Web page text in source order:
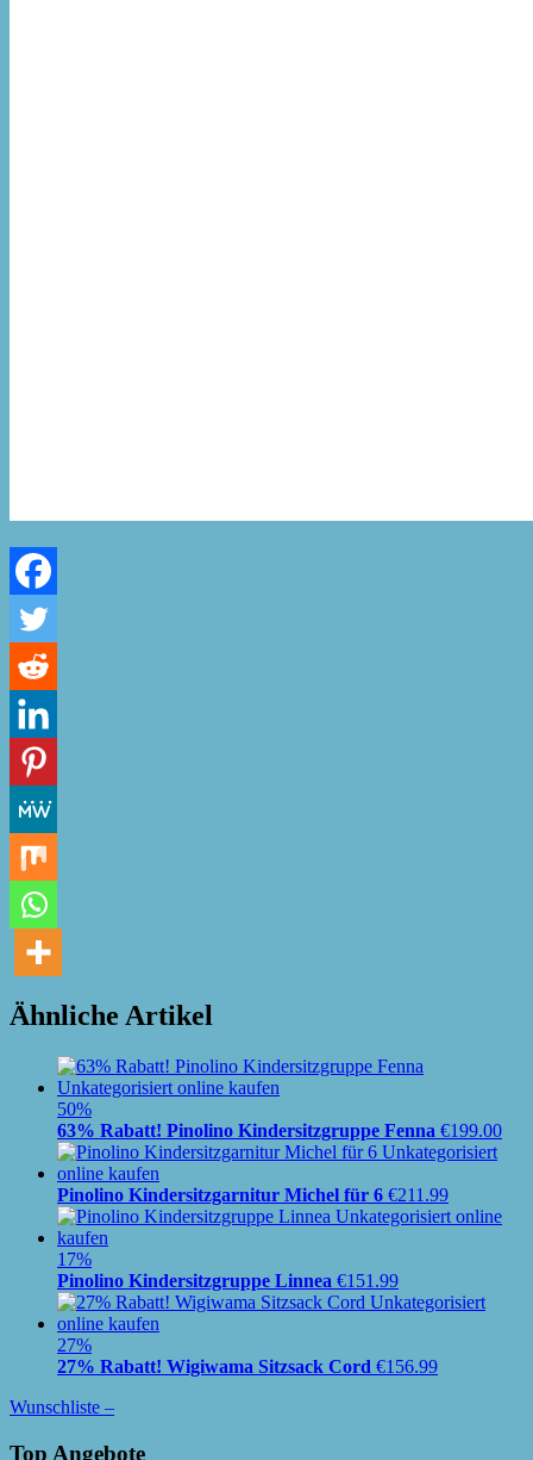
Ähnliche Artikel
50%
63% Rabatt! Pinolino Kindersitzgruppe Fenna €199.00
Pinolino Kindersitzgarnitur Michel für 6 €211.99
17%
Pinolino Kindersitzgruppe Linnea €151.99
27%
27% Rabatt! Wigiwama Sitzsack Cord €156.99
Wunschliste –
Top Angebote